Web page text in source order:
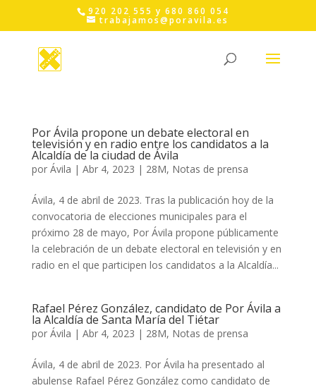
content
920 202 555 y 680 860 054
trabajamos@poravila.es
Por Ávila propone un debate electoral en
televisión y en radio entre los candidatos a la
Alcaldía de la ciudad de Ávila
por Ávila | Abr 4, 2023 | 28M, Notas de prensa
Ávila, 4 de abril de 2023. Tras la publicación hoy de la
convocatoria de elecciones municipales para el
próximo 28 de mayo, Por Ávila propone públicamente
la celebración de un debate electoral en televisión y en
radio en el que participen los candidatos a la Alcaldía...
Rafael Pérez González, candidato de Por Ávila a
la Alcaldía de Santa María del Tiétar
por Ávila | Abr 4, 2023 | 28M, Notas de prensa
Ávila, 4 de abril de 2023. Por Ávila ha presentado al
abulense Rafael Pérez González como candidato de